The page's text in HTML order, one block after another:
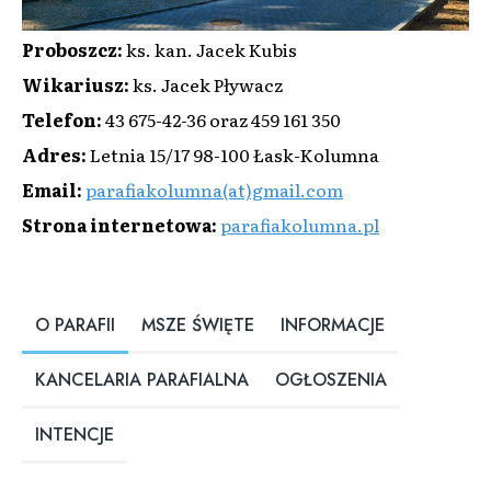
Proboszcz:ks. kan. Jacek Kubis
Wikariusz:ks. Jacek Pływacz
Telefon:43 675-42-36 oraz 459 161 350
Adres:Letnia 15/17 98-100 Łask-Kolumna
Email:parafiakolumna(at)gmail.com
Strona internetowa:parafiakolumna.pl
O PARAFII MSZE ŚWIĘTE INFORMACJE
KANCELARIA PARAFIALNA OGŁOSZENIA
INTENCJE